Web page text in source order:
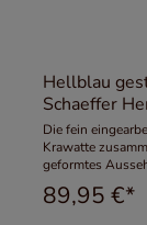
Hellblau
Schaeffer
Die fein
Krawatte
geformtes
Druckknöpfe
89,95 €*